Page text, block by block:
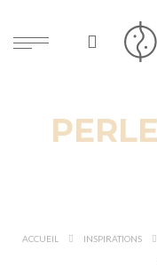
ACCUEIL INSPIRATIONS